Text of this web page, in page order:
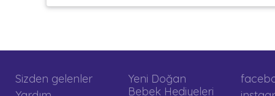
Sizden gelenler
Yeni Doğan
Bebek Hediyeleri